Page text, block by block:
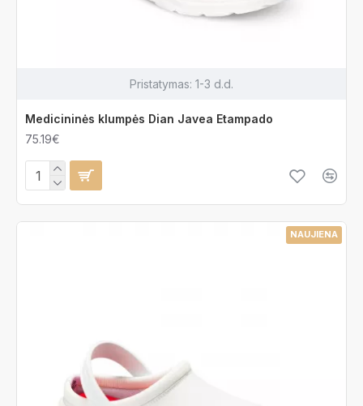
Pristatymas: 1-3 d.d.
Medicininės klumpės Dian Javea Etampado
75.19€
NAUJIENA